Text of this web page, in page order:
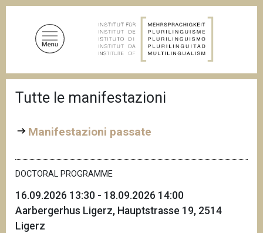
r
i
i
o
e
d
i
p
a
n
e
Tutte le manifestazioni
Manifestazioni passate
DOCTORAL PROGRAMME
16.09.2026 13:30 - 18.09.2026 14:00
Aarbergerhus Ligerz, Hauptstrasse 19, 2514
Ligerz